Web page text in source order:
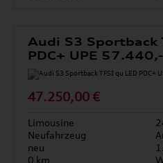
Audi S3 Sportback
PDC+ UPE 57.440,-
47.250,00 €
Limousine
Neufahrzeug
neu
0 km